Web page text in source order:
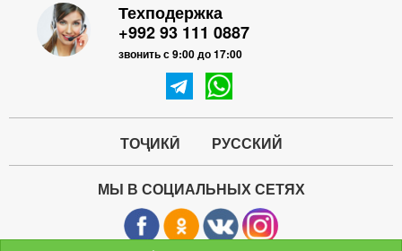
Техподержка
+992 93 111 0887
звонить с 9:00 до 17:00
ТОҶИКӢ РУССКИЙ
МЫ В СОЦИАЛЬНЫХ СЕТЯХ